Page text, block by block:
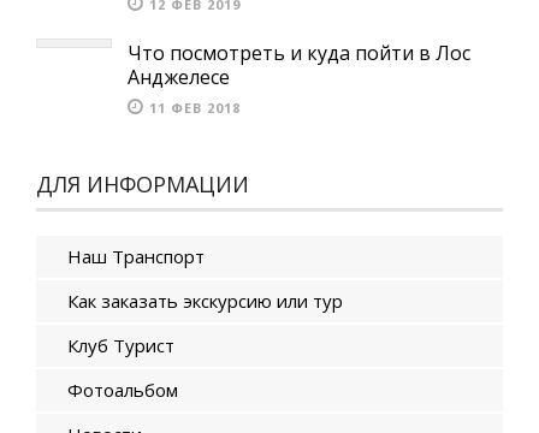
12 ФЕВ 2019
Что посмотреть и куда пойти в Лос
Анджелесе
11 ФЕВ 2018
ДЛЯ ИНФОРМАЦИИ
Наш Транспорт
Как заказать экскурсию или тур
Клуб Турист
Фотоальбом